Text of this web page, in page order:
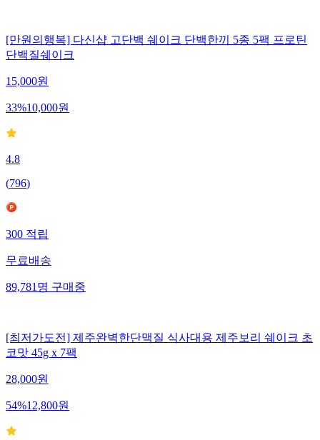
[만원의행복] 다신샵 고단백 쉐이크 단백한끼 5종 5팩 프로틴
단백질쉐이크
15,000원
33%10,000원
4.8
(796)
300 적립
무료배송
89,781 명 구매중
[최저가도전] 제주완벽한단맥질 식사대용 제주보리 쉐이크 초
코맛 45g x 7팩
28,000원
54%12,800원